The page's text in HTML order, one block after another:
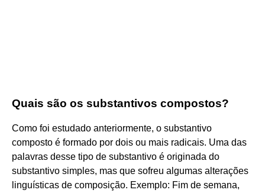
Quais são os substantivos compostos?
Como foi estudado anteriormente, o substantivo
composto é formado por dois ou mais radicais. Uma das
palavras desse tipo de substantivo é originada do
substantivo simples, mas que sofreu algumas alterações
linguísticas de composição. Exemplo: Fim de semana,